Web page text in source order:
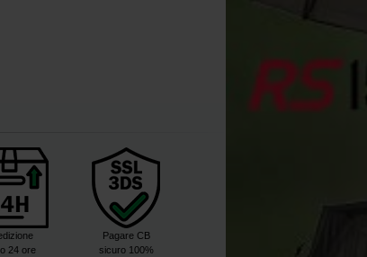
24 ore
Pagare CB
sicuro 100%